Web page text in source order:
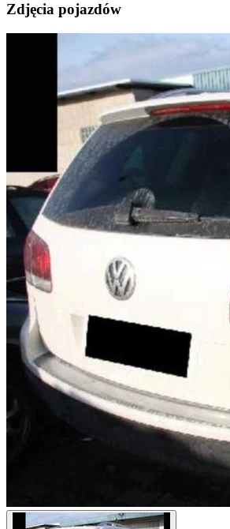
Zdjęcia pojazdów